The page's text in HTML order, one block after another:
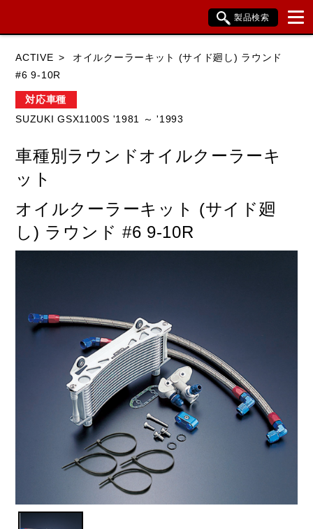
製品検索
HONDA YAMAHA SUZUKI
KAWASAKI BMW DUCATI
HARLEY DAVIDSON
閉じる
ACTIVE
オイルクーラーキット (サイド廻し) ラウンド
#6 9-10R
対応車種
SUZUKI GSX1100S '1981 ～ '1993
車種別ラウンドオイルクーラーキ
ット
オイルクーラーキット (サイド廻
し) ラウンド #6 9-10R